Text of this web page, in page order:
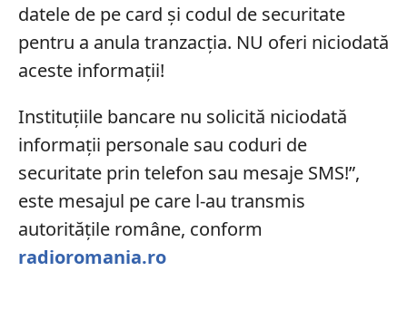
datele de pe card și codul de securitate
pentru a anula tranzacția. NU oferi niciodată
aceste informații!
Instituțiile bancare nu solicită niciodată
informații personale sau coduri de
securitate prin telefon sau mesaje SMS!”,
este mesajul pe care l-au transmis
autoritățile române, conform
radioromania.ro